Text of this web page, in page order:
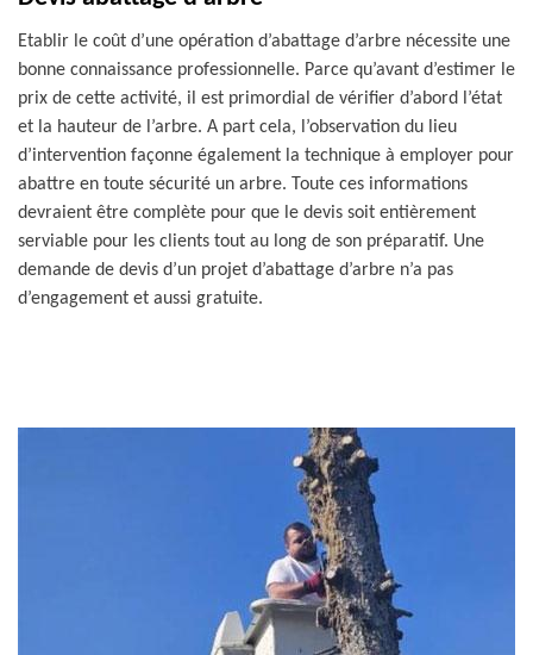
Etablir le coût d’une opération d’abattage d’arbre nécessite une
bonne connaissance professionnelle. Parce qu’avant d’estimer le
prix de cette activité, il est primordial de vérifier d’abord l’état
et la hauteur de l’arbre. A part cela, l’observation du lieu
d’intervention façonne également la technique à employer pour
abattre en toute sécurité un arbre. Toute ces informations
devraient être complète pour que le devis soit entièrement
serviable pour les clients tout au long de son préparatif. Une
demande de devis d’un projet d’abattage d’arbre n’a pas
d’engagement et aussi gratuite.